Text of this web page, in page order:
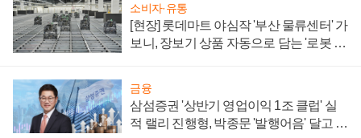
소비자·유통
[현장] 롯데마트 야심작 '부산 물류센터' 가
보니, 장보기 상품 자동으로 담는 '로봇 40
금융
삼섬증권 '상반기 영업이익 1조 클럽' 실
적 랠리 진행형, 박종문 '발행어음' 달고 연